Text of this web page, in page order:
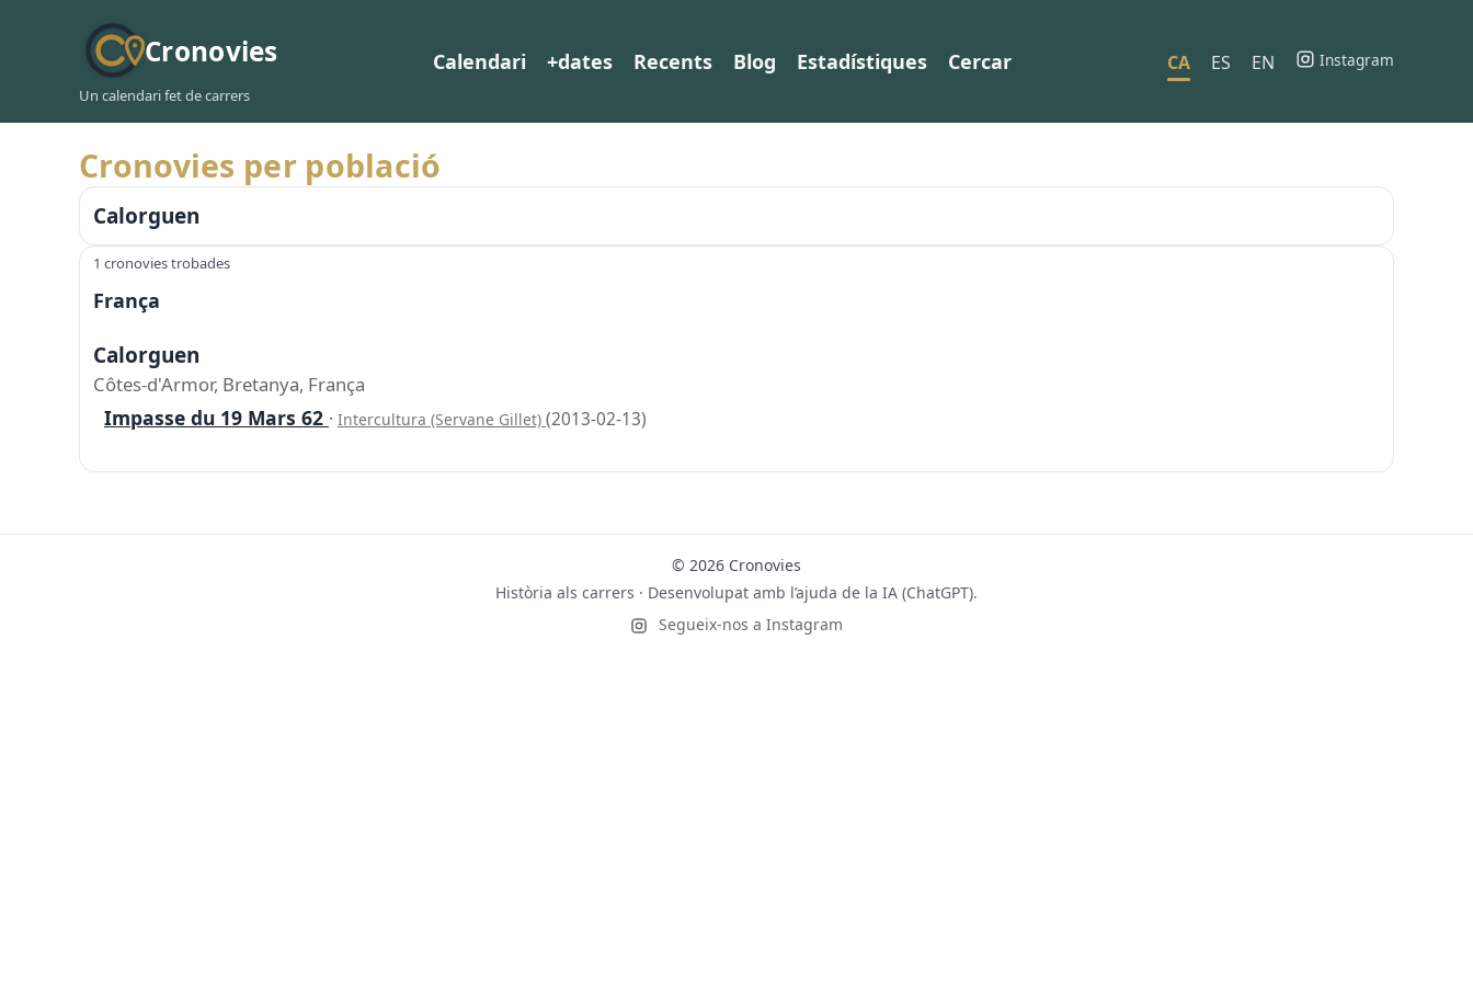
Cronovies
Un calendari fet de carrers
Calendari +dates Recents Blog Estadístiques Cercar CA ES EN Instagram
Cronovies per població
Calorguen
1 cronovies trobades
França
Calorguen
Côtes-d'Armor, Bretanya, França
Impasse du 19 Mars 62 · Intercultura (Servane Gillet) (2013-02-13)
© 2026 Cronovies
Història als carrers · Desenvolupat amb l’ajuda de la IA (ChatGPT).
Segueix-nos a Instagram